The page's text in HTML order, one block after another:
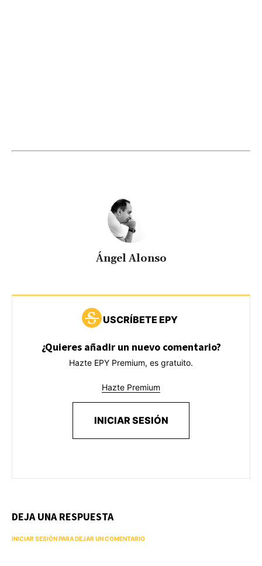
Ángel Alonso
USCRÍBETE EPY
¿Quieres añadir un nuevo comentario?
Hazte EPY Premium, es gratuito.
Hazte Premium
INICIAR SESIÓN
DEJA UNA RESPUESTA
INICIAR SESIÓN PARA DEJAR UN COMENTARIO